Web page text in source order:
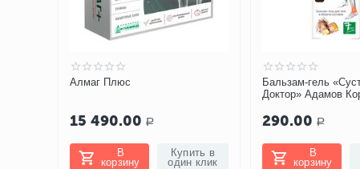
Алмаг Плюс
15 490.00 Р
В
корзину
Купить в
один клик
Бальзам-гель
Доктор» Адамов
290.00 Р
В
корзину